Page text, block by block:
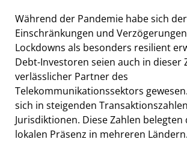
Während der Pandemie habe sich
Einschränkungen und
Lockdowns als besonders resilient
Debt-Investoren seien auch in dieser
verlässlicher Partner des
Telekommunikationssektors
sich in steigenden
Jurisdiktionen. Diese Zahlen
lokalen Präsenz in mehreren Ländern.